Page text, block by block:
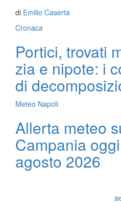
di Emilio Caserta
Cronaca
Portici, trovati
zia e nipote: i
di
Meteo Napoli
Allerta meteo
Campania
agosto 2026